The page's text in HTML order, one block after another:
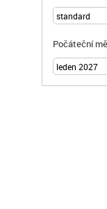
Počáteční